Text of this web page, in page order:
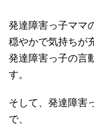
発達障害っ子ママ
穏やかで気持ちが
発達障害っ子の言
す。
そして、発達障害
で、